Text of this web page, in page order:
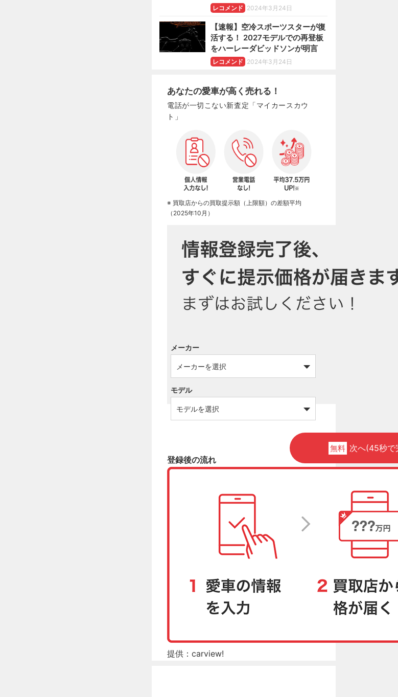
レコメンド 2024年3月24日
【速報】空冷スポーツスターが復
活する！ 2027モデルでの再登板
をハーレーダビッドソンが明言
レコメンド 2024年3月24日
あなたの愛車が高く売れる！
電話が一切こない新査定「マイカースカウ
ト」
※ 買取店からの買取提示額（上限額）の差額平均
（2025年10月）
メーカー
モデル
無料 次へ(45秒で
登録後の流れ
提供：carview!